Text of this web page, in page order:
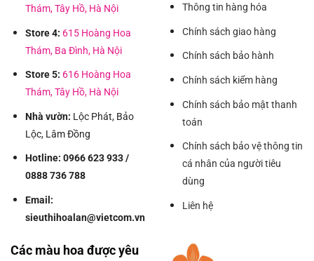
Thám, Tây Hồ, Hà Nội
Store 4: 615 Hoàng Hoa
Thám, Ba Đình, Hà Nội
Store 5: 616 Hoàng Hoa
Thám, Tây Hồ, Hà Nội
Nhà vườn: Lộc Phát, Bảo
Lộc, Lâm Đồng
Hotline: 0966 623 933 /
0888 736 788
Email:
sieuthihoalan@vietcom.vn
Thông tin hàng hóa
Chính sách giao hàng
Chính sách bảo hành
Chính sách kiểm hàng
Chính sách bảo mật thanh
toán
Chính sách bảo vệ thông tin
cá nhân của người tiêu
dùng
Liên hệ
Các màu hoa được yêu